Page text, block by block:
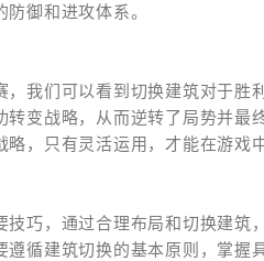
御和进攻体系。
，我们可以看到切换建筑对于
转变战略，从而逆转了局势并最
，只有灵活运用，才能在游戏
巧，通过合理布局和切换建筑
遵循建筑切换的基本原则，掌握